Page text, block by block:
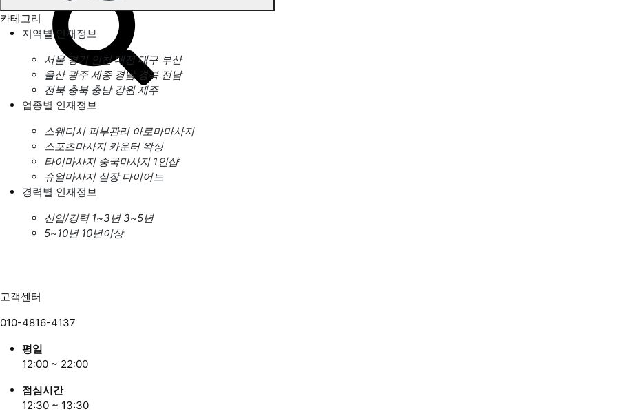
카테고리
지역별 인재정보
서울 경기 인천 대전 대구 부산
울산 광주 세종 경남 경북 전남
전북 충북 충남 강원 제주
업종별 인재정보
스웨디시 피부관리 아로마마사지
스포츠마사지 카운터 왁싱
타이마사지 중국마사지 1인샵
슈얼마사지 실장 다이어트
경력별 인재정보
신입/경력 1~3년 3~5년
5~10년 10년이상
고객센터
010-4816-4137
평일
12:00 ~ 22:00
점심시간
12:30 ~ 13:30